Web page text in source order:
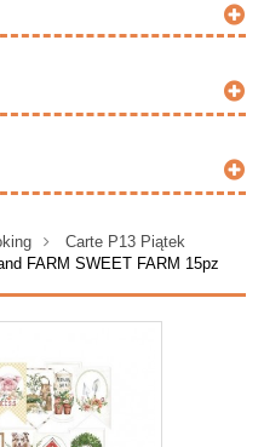
>
Carte P13 Piątek
FARM SWEET FARM 15pz